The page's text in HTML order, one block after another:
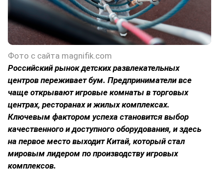
Фото с сайта magnifik.com
Российский рынок детских развлекательных
центров переживает бум. Предприниматели все
чаще открывают игровые комнаты в торговых
центрах, ресторанах и жилых комплексах.
Ключевым фактором успеха становится выбор
качественного и доступного оборудования, и здесь
на первое место выходит Китай, который стал
мировым лидером по производству игровых
комплексов.